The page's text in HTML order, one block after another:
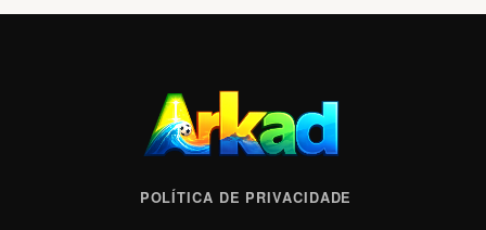
POLÍTICA DE PRIVACIDADE